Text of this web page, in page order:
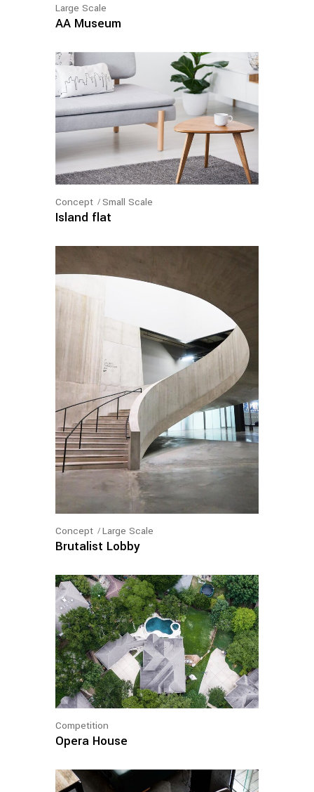
Large Scale
AA Museum
Concept Small Scale
Island flat
Concept Large Scale
Brutalist Lobby
Competition
Opera House